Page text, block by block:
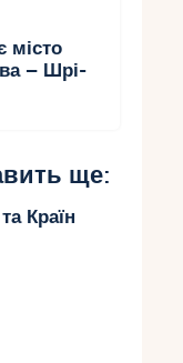
місто
– Шрі-
ще:
Країн